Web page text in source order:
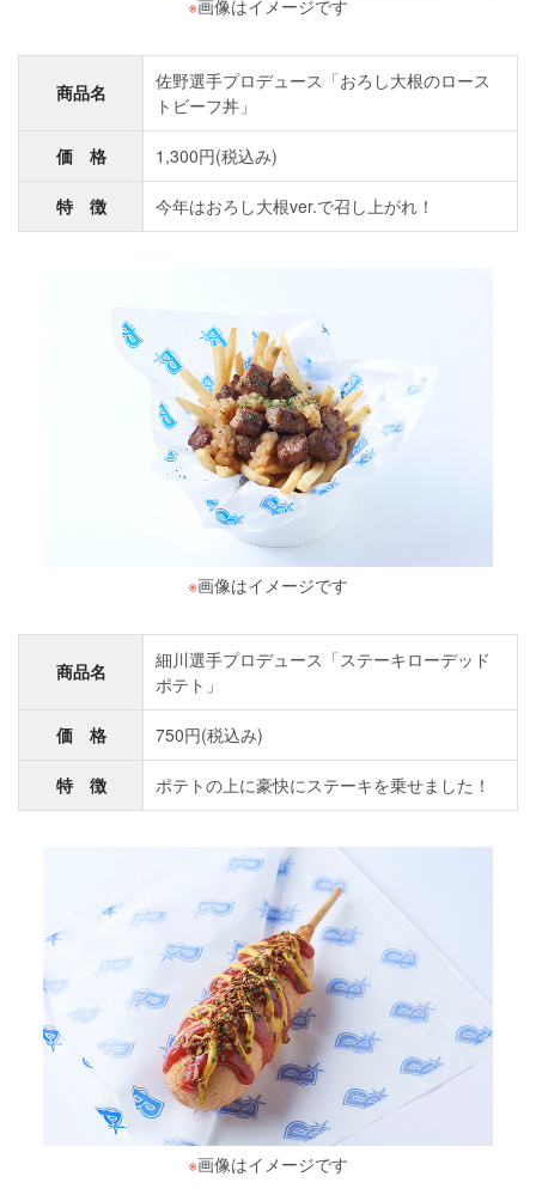
※画像はイメージです
商品名
佐野選手プロデュース「おろし大根のロース
トビーフ丼」
価 格 1,300円(税込み)
特 徴 今年はおろし大根ver.で召し上がれ！
※画像はイメージです
商品名
細川選手プロデュース「ステーキローデッド
ポテト」
価 格 750円(税込み)
特 徴 ポテトの上に豪快にステーキを乗せました！
※画像はイメージです